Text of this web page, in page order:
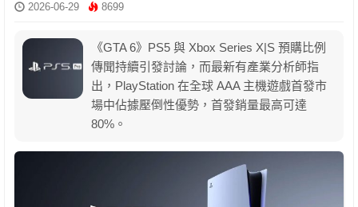
2026-06-29 8699
《GTA 6》PS5 與 Xbox Series X|S 預購比例
傳聞持續引發討論，而最新有產業分析師指
出，PlayStation 在全球 AAA 主機遊戲首發市
場中佔據壓倒性優勢，首發銷量最高可達
80%。